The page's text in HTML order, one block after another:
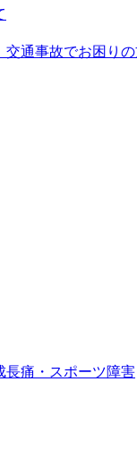
交通事故でお困
長痛・スポーツ障害